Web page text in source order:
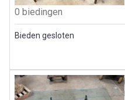
0 biedingen
Bieden gesloten